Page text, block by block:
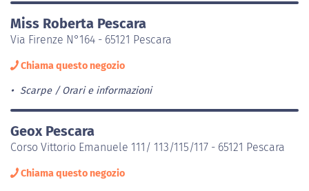
Miss Roberta Pescara
Via Firenze N°164 - 65121 Pescara
Chiama questo negozio
Scarpe Orari e informazioni
Geox Pescara
Corso Vittorio Emanuele 111/ 113/115/117 - 65121 Pescara
Chiama questo negozio